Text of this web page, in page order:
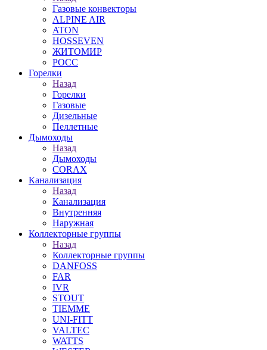
Газовые конвекторы
ALPINE AIR
ATON
HOSSEVEN
ЖИТОМИР
РОСС
Горелки
Назад
Горелки
Газовые
Дизельные
Пеллетные
Дымоходы
Назад
Дымоходы
CORAX
Канализация
Назад
Канализация
Внутренняя
Наружная
Коллекторные группы
Назад
Коллекторные группы
DANFOSS
FAR
IVR
STOUT
TIEMME
UNI-FITT
VALTEC
WATTS